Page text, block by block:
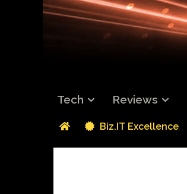
Tech Reviews
Biz.IT Excellence